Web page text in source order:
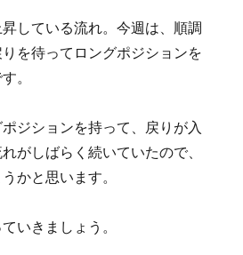
している流れ。今週は、順調
を待ってロングポジションを
。
ジションを持って、戻りが入
がしばらく続いていたので、
かと思います。
いきましょう。